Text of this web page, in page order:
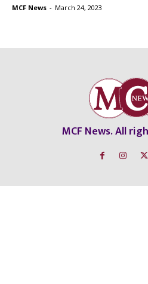
MCF News - March 24, 2023
MCF News. All